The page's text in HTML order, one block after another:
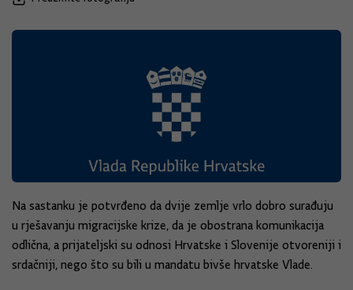
Na sastanku je potvrđeno da dvije zemlje vrlo dobro surađuju
u rješavanju migracijske krize, da je obostrana komunikacija
odlična, a prijateljski su odnosi Hrvatske i Slovenije otvoreniji i
srdačniji, nego što su bili u mandatu bivše hrvatske Vlade.